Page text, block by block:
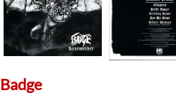
Badge